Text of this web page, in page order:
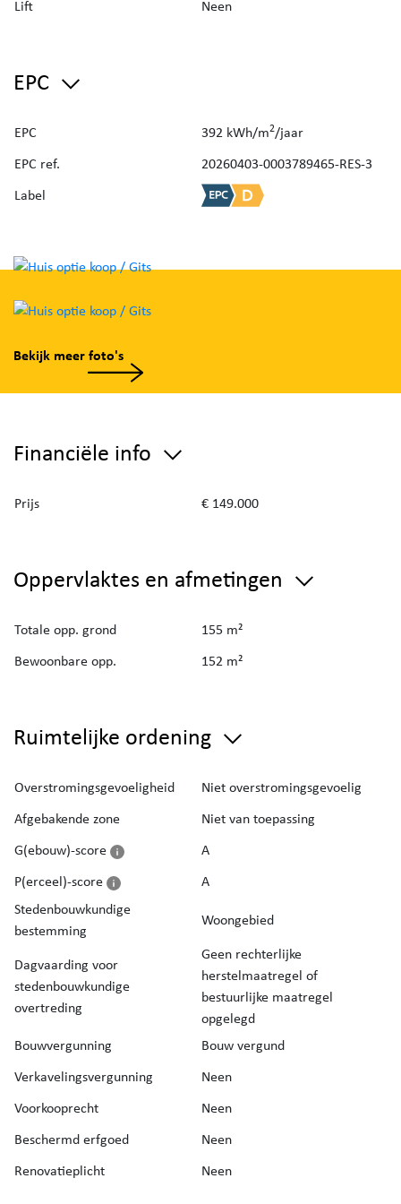
lavabomeubel, inloopdouche en een toilet.
aangelegd binnentuintje/terras.
Mits de nodige opfrissingswerken, tover je deze
Lift
Neen
EPC
EPC 392 kWh/m2/jaar
EPC ref.
20260403-0003789465-RES-3
Label
Bekijk meer foto's
Financiële info
Prijs € 149.000
Oppervlaktes en afmetingen
Totale opp. grond
155 m²
Bewoonbare opp.
152 m²
Ruimtelijke ordening
Overstromingsgevoeligheid
Niet overstromingsgevoelig
Afgebakende zone
Niet van toepassing
G(ebouw)-score
A
P(erceel)-score
A
Stedenbouwkundige
bestemming
Woongebied
Dagvaarding voor
stedenbouwkundige
overtreding
Geen rechterlijke
herstelmaatregel of
bestuurlijke maatregel
opgelegd
Bouwvergunning
Bouw vergund
Verkavelingsvergunning
Neen
Voorkooprecht
Neen
Beschermd erfgoed
Neen
Renovatieplicht
Neen